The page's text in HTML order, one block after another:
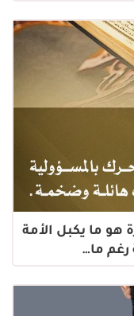
هو ما يكبل الأمة
رغم ما…